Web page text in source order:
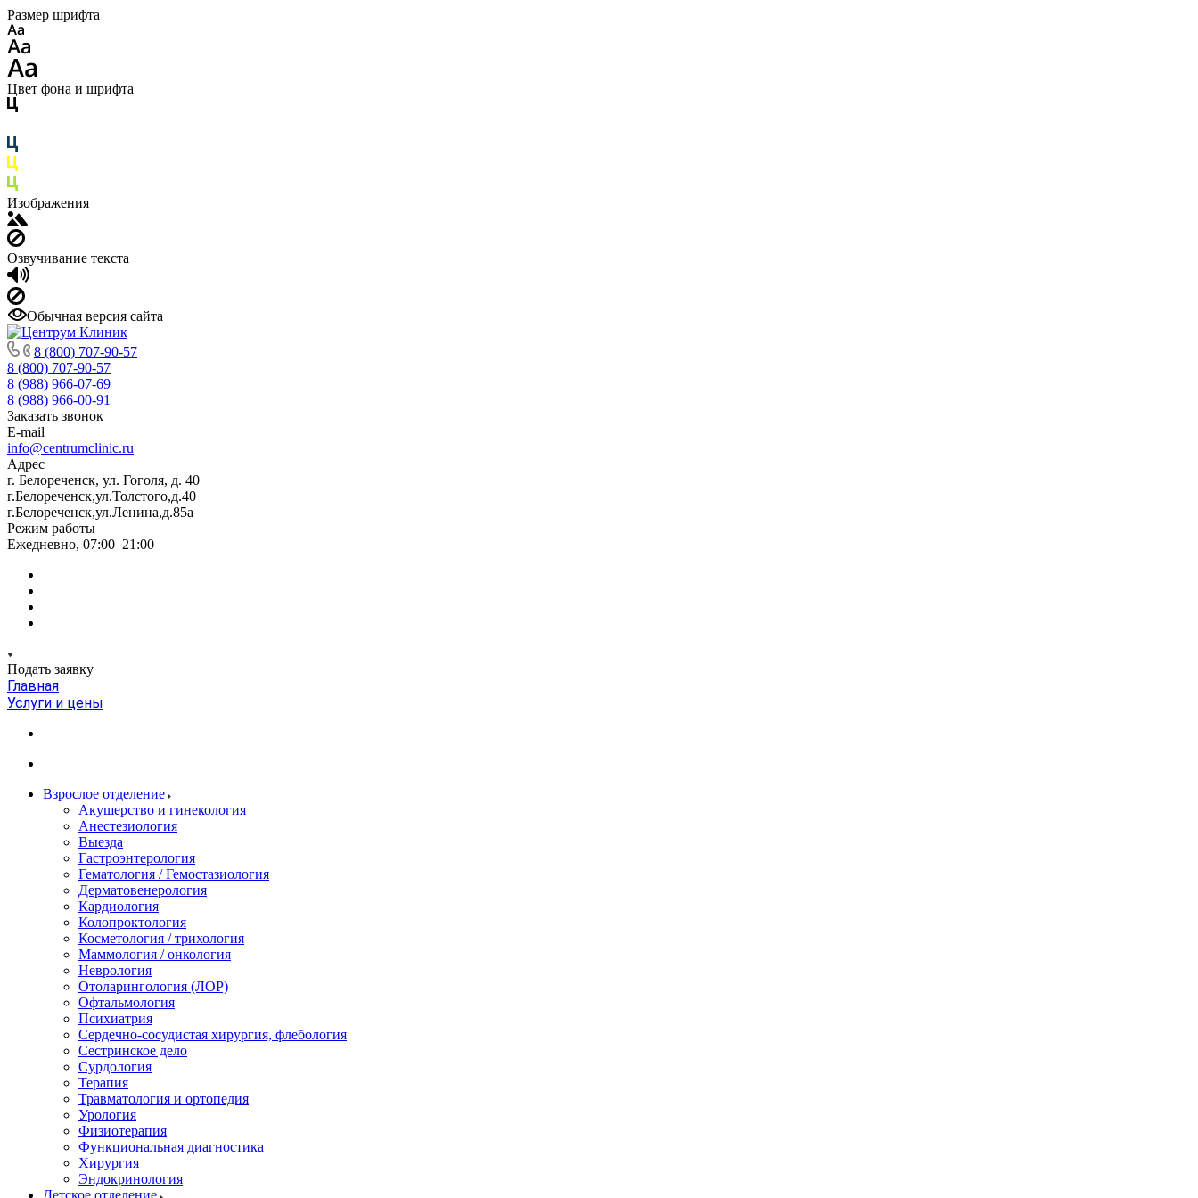
Размер шрифта
Цвет фона и шрифта
Изображения
Озвучивание текста
Обычная версия сайта
8 (800) 707-90-57
8 (800) 707-90-57
8 (988) 966-07-69
8 (988) 966-00-91
Заказать звонок
E-mail
info@centrumclinic.ru
Адрес
г. Белореченск, ул. Гоголя, д. 40
г.Белореченск,ул.Толстого,д.40
г.Белореченск,ул.Ленина,д.85а
Режим работы
Ежедневно, 07:00–21:00
Подать заявку
Главная
Услуги и цены
Взрослое отделение
Акушерство и гинекология
Анестезиология
Выезда
Гастроэнтерология
Гематология / Гемостазиология
Дерматовенерология
Кардиология
Колопроктология
Косметология / трихология
Маммология / онкология
Неврология
Отоларингология (ЛОР)
Офтальмология
Психиатрия
Сердечно-сосудистая хирургия, флебология
Сестринское дело
Сурдология
Терапия
Травматология и ортопедия
Урология
Физиотерапия
Функциональная диагностика
Хирургия
Эндокринология
Детское отделение